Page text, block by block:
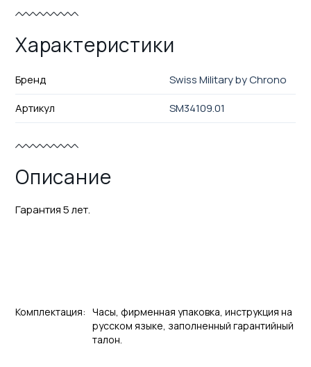
Характеристики
Бренд
Swiss Military by Chrono
Артикул
SM34109.01
Описание
Гарантия 5 лет.
Комплектация: Часы, фирменная упаковка, инструкция на
русском языке, заполненный гарантийный
талон.